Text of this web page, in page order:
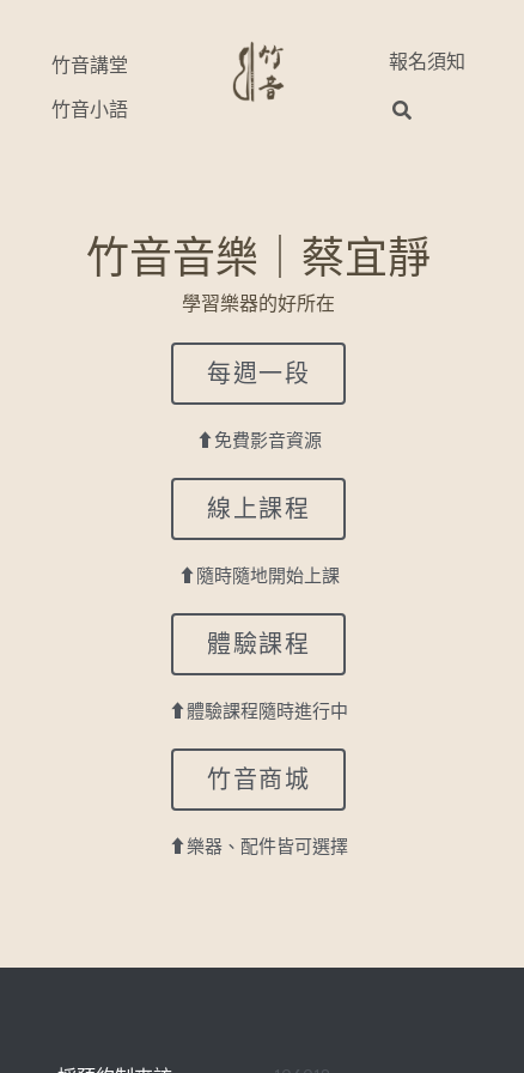
竹音講堂
竹音小語
報名須知
竹音音樂｜蔡宜靜
學習樂器的好所在
每週一段
⬆免費影音資源
線上課程
⬆隨時隨地開始上課
體驗課程
⬆體驗課程隨時進行中
竹音商城
⬆樂器、配件皆可選擇